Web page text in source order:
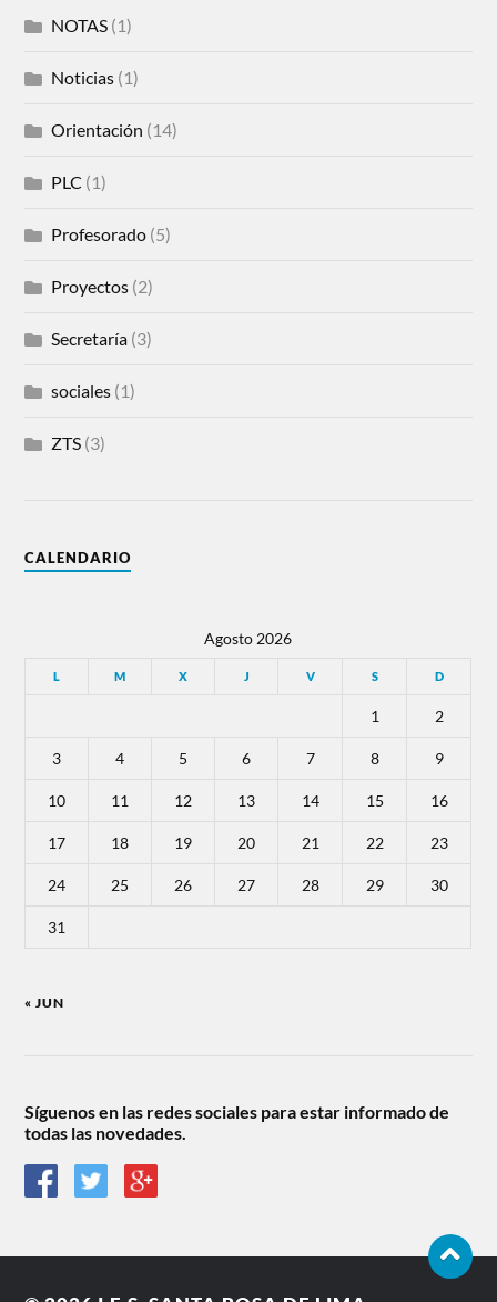
NOTAS (1)
Noticias (1)
Orientación (14)
PLC (1)
Profesorado (5)
Proyectos (2)
Secretaría (3)
sociales (1)
ZTS (3)
CALENDARIO
Agosto 2026
L M X J V S D
1 2
3 4 5 6 7 8 9
10 11 12 13 14 15 16
17 18 19 20 21 22 23
24 25 26 27 28 29 30
31
« JUN
Síguenos en las redes sociales para estar informado de
todas las novedades.